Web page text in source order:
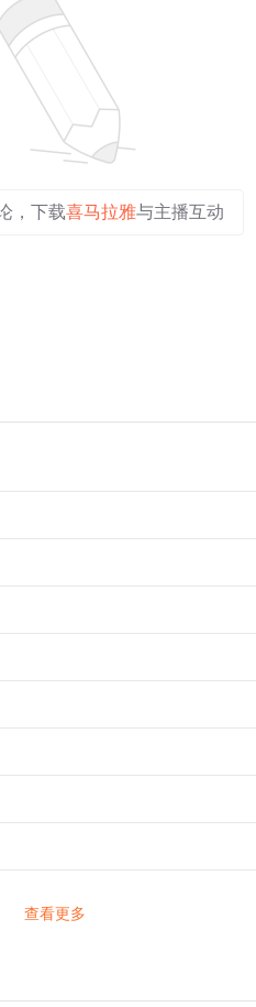
，下载喜马拉雅与主播互动
查看更多